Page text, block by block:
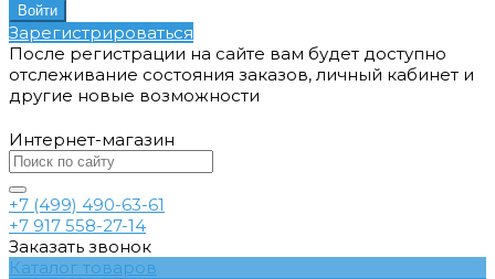
Зарегистрироваться
После регистрации на сайте вам будет доступно
отслеживание состояния заказов, личный кабинет и
другие новые возможности
Интернет-магазин
+7 (499) 490-63-61
+7 917 558-27-14
Заказать звонок
Каталог товаров